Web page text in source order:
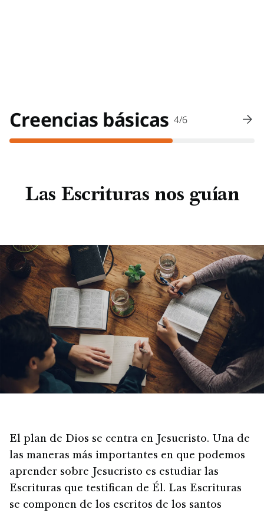
Creencias básicas 4/6
Las Escrituras nos guían
El plan de Dios se centra en Jesucristo. Una de
las maneras más importantes en que podemos
aprender sobre Jesucristo es estudiar las
Escrituras que testifican de Él. Las Escrituras
se componen de los escritos de los santos